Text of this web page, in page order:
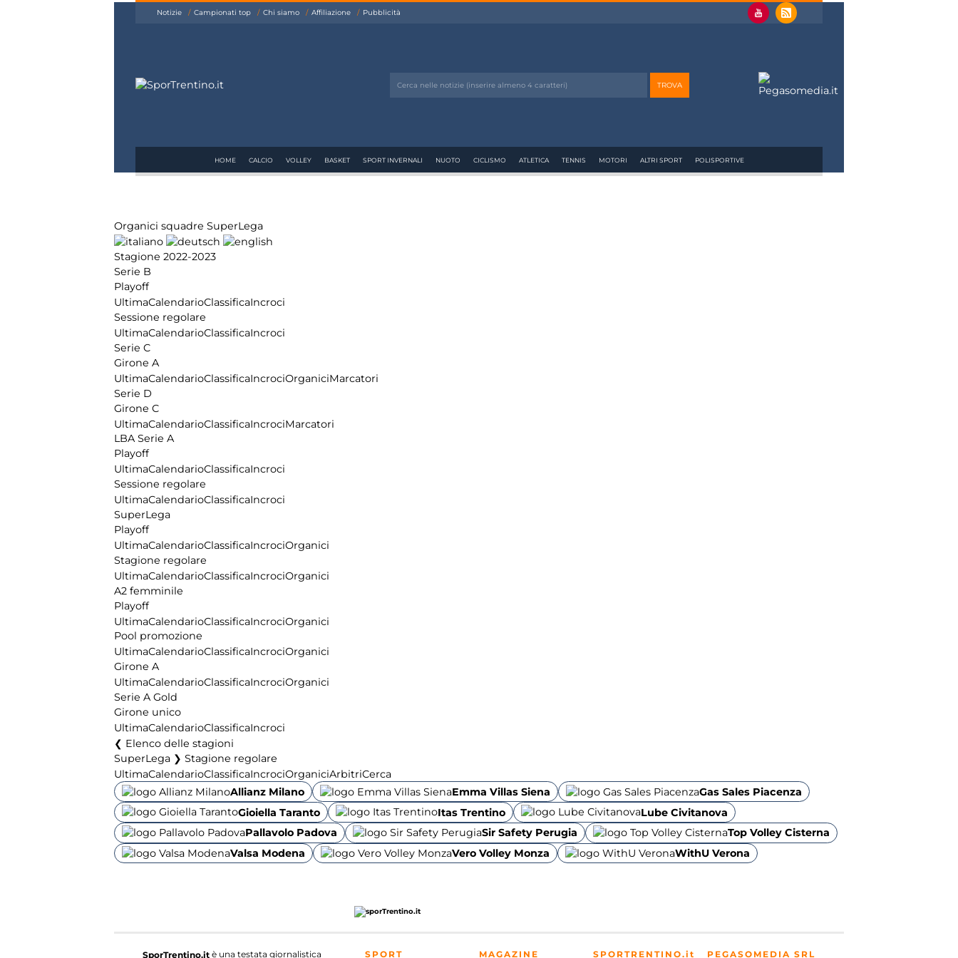
Notizie Campionati top Chi siamo Affiliazione Pubblicità
HOME CALCIO VOLLEY BASKET SPORT INVERNALI NUOTO CICLISMO ATLETICA TENNIS MOTORI ALTRI SPORT POLISPORTIVE
Organici squadre SuperLega
Stagione 2022-2023
Serie B
Playoff
UltimaCalendarioClassificaIncroci
Sessione regolare
UltimaCalendarioClassificaIncroci
Serie C
Girone A
UltimaCalendarioClassificaIncrociOrganiciMarcatori
Serie D
Girone C
UltimaCalendarioClassificaIncrociMarcatori
LBA Serie A
Playoff
UltimaCalendarioClassificaIncroci
Sessione regolare
UltimaCalendarioClassificaIncroci
SuperLega
Playoff
UltimaCalendarioClassificaIncrociOrganici
Stagione regolare
UltimaCalendarioClassificaIncrociOrganici
A2 femminile
Playoff
UltimaCalendarioClassificaIncrociOrganici
Pool promozione
UltimaCalendarioClassificaIncrociOrganici
Girone A
UltimaCalendarioClassificaIncrociOrganici
Serie A Gold
Girone unico
UltimaCalendarioClassificaIncroci
Elenco delle stagioni
SuperLega ❯ Stagione regolare
UltimaCalendarioClassificaIncrociOrganiciArbitriCerca
Allianz Milano
Emma Villas Siena
Gas Sales Piacenza
Gioiella Taranto
Itas Trentino
Lube Civitanova
Pallavolo Padova
Sir Safety Perugia
Top Volley Cisterna
Valsa Modena
Vero Volley Monza WithU Verona
SporTrentino.it è una testata giornalistica SPORT MAGAZINE SPORTRENTINO.it PEGASOMEDIA SRL